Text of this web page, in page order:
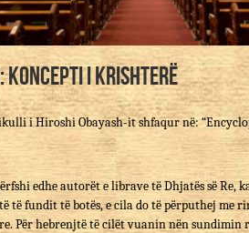
Koncepti i krishterë
i Hiroshi Obayash-it shfaqur në:
edhe autorët e librave të Dhjatës së Re,
të fundit të botës, e cila do të përputhej me
Për hebrenjtë të cilët vuanin nën sundimin